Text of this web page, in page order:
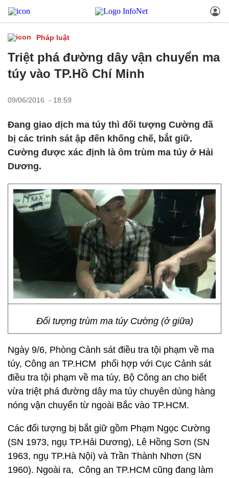
Pháp luật
Triệt phá đường dây vận chuyển ma
túy vào TP.Hồ Chí Minh
09/06/2016 - 18:59
Đang giao dịch ma túy thì đối tượng Cường đã
bị các trinh sát ập đến khống chế, bắt giữ.
Cường được xác định là ôm trùm ma túy ở Hải
Dương.
Đối tượng trùm ma túy Cường (ở giữa)
Ngày 9/6, Phòng Cảnh sát điều tra tội phạm về ma
túy, Công an TP.HCM phối hợp với Cục Cảnh sát
điều tra tội phạm về ma túy, Bộ Công an cho biết
vừa triệt phá đường dây ma túy chuyên dùng hàng
nóng vận chuyển từ ngoài Bắc vào TP.HCM.
Các đối tượng bị bắt giữ gồm Phạm Ngọc Cường
(SN 1973, ngụ TP.Hải Dương), Lê Hồng Sơn (SN
1963, ngụ TP.Hà Nội) và Trần Thành Nhơn (SN
1960). Ngoài ra, Công an TP.HCM cũng đang làm